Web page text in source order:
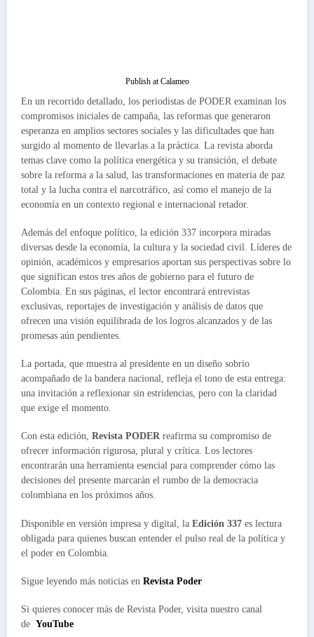
Publish at Calameo
En un recorrido detallado, los periodistas de PODER examinan los
compromisos iniciales de campaña, las reformas que generaron
esperanza en amplios sectores sociales y las dificultades que han
surgido al momento de llevarlas a la práctica. La revista aborda
temas clave como la política energética y su transición, el debate
sobre la reforma a la salud, las transformaciones en materia de paz
total y la lucha contra el narcotráfico, así como el manejo de la
economía en un contexto regional e internacional retador.
Además del enfoque político, la edición 337 incorpora miradas
diversas desde la economía, la cultura y la sociedad civil. Líderes de
opinión, académicos y empresarios aportan sus perspectivas sobre lo
que significan estos tres años de gobierno para el futuro de
Colombia. En sus páginas, el lector encontrará entrevistas
exclusivas, reportajes de investigación y análisis de datos que
ofrecen una visión equilibrada de los logros alcanzados y de las
promesas aún pendientes.
La portada, que muestra al presidente en un diseño sobrio
acompañado de la bandera nacional, refleja el tono de esta entrega:
una invitación a reflexionar sin estridencias, pero con la claridad
que exige el momento.
Con esta edición, Revista PODER reafirma su compromiso de
ofrecer información rigurosa, plural y crítica. Los lectores
encontrarán una herramienta esencial para comprender cómo las
decisiones del presente marcarán el rumbo de la democracia
colombiana en los próximos años.
Disponible en versión impresa y digital, la Edición 337 es lectura
obligada para quienes buscan entender el pulso real de la política y
el poder en Colombia.
Sigue leyendo más noticias en Revista Poder
Si quieres conocer más de Revista Poder, visita nuestro canal
de YouTube